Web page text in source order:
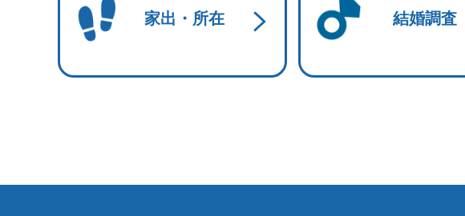
家出・所在 結婚調査